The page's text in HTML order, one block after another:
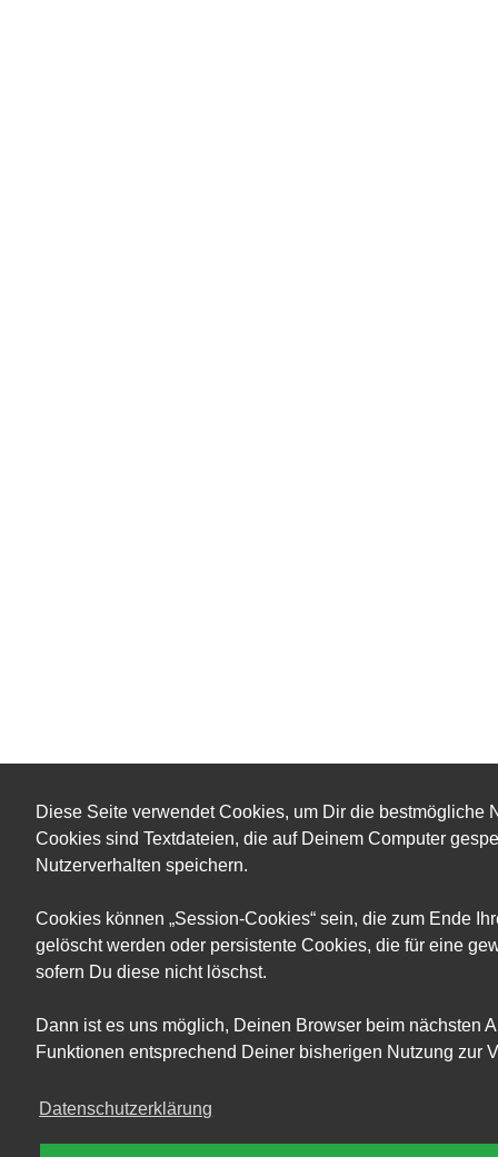
Diese Seite verwendet Cookies, um Dir die bestmögliche
Cookies sind Textdateien, die auf Deinem Computer
Nutzerverhalten speichern.
Cookies können „Session-Cookies“ sein, die zum Ende
gelöscht werden oder persistente Cookies, die für eine
sofern Du diese nicht löschst.
Dann ist es uns möglich, Deinen Browser beim nächsten
Funktionen entsprechend Deiner bisherigen Nutzung zur
Datenschutzerklärung